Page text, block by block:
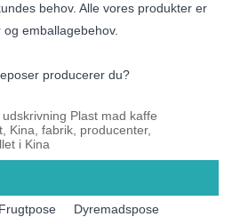
behov. Alle vores produkter er
emballagebehov.
producerer du?
Plast mad kaffe
Kina, fabrik, producenter,
i Kina
Frugtpose
Dyremadspose